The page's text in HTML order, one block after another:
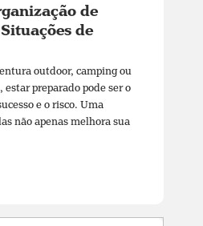
de
de
outdoor, camping ou
preparado pode ser o
e o risco. Uma
não apenas melhora sua